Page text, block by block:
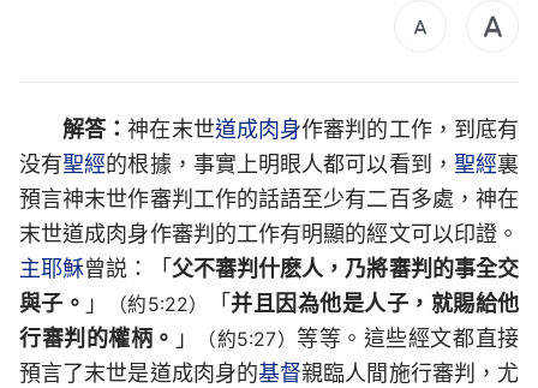
解答：神在末世道成肉身作審判的工作，到底有
没有聖經的根據，事實上明眼人都可以看到， 聖經裏
預言神末世作審判工作的話語至少有二百多處，神在
末世道成肉身作審判的工作有明顯的經文可以印證。
主耶穌曾説：「 父不審判什麽人，乃將審判的事全交
與子。 」 （約5:22） 「 并且因為他是人子，就賜給他
行審判的權柄。 」 （約5:27） 等等。這些經文都直接
預言了末世是道成肉身的基督親臨人間施行審判，尤